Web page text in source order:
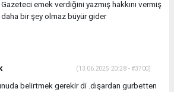
emek verdiğini yazmış hakkını vermiş
daha bir şey olmaz büyür gider
(13.06.2025 20:28 - #3700)
belirtmek gerekir di .dışardan gurbetten